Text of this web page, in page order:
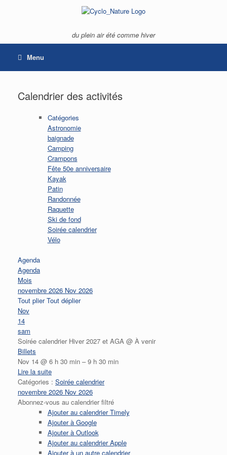
du plein air été comme hiver
Menu
Calendrier des activités
Catégories
Astronomie
baignade
Camping
Crampons
Fête 50e anniversaire
Kayak
Patin
Randonnée
Raquette
Ski de fond
Soirée calendrier
Vélo
Agenda
Agenda
Mois
novembre 2026 Nov 2026
Tout plierTout déplier
Nov
14
sam
Soirée calendrier Hiver 2027 et AGA @ À venir
Billets
Nov 14 @ 6 h 30 min – 9 h 30 min
Lire la suite
Catégories : Soirée calendrier
novembre 2026 Nov 2026
Abonnez-vous au calendrier filtré
Ajouter au calendrier Timely
Ajouter à Google
Ajouter à Outlook
Ajouter au calendrier Apple
Ajouter à un autre calendrier